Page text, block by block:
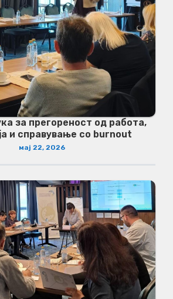
за прегореност од работа,
и справување со burnout
мај 22, 2026